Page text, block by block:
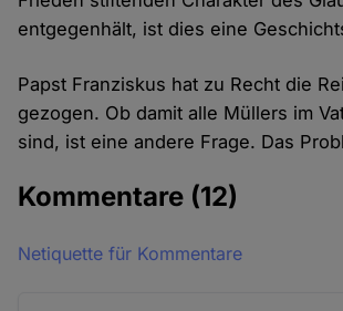
entgegenhält, ist dies eine
Papst Franziskus hat zu Recht die
gezogen. Ob damit alle Müllers im
sind, ist eine andere Frage. Das
Kommentare (12)
Netiquette für Kommentare